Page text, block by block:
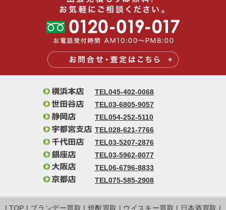
TEL045-402-0068
TEL03-6805-9057
TEL054-252-5110
TEL028-621-7766
TEL03-5207-2876
TEL03-5962-8077
TEL06-6796-8833
TEL075-585-2908
|TOP | ブランデー買取 | 焼酎買取 | ウイスキー買取 | 日本酒買取 |